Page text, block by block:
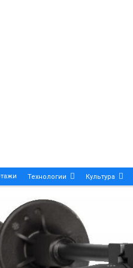
Технологии Культура
A True Symbol Of Elegance And Precision